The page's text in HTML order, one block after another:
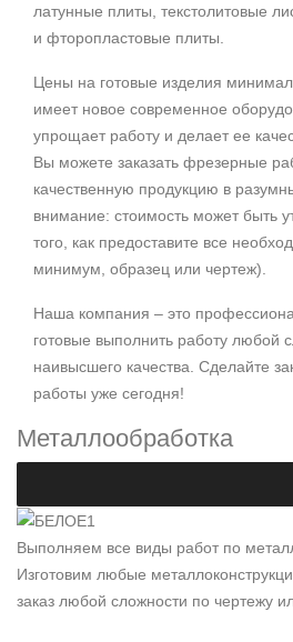
латунные плиты, текстолитовые
и фторопластовые плиты.
Цены на готовые изделия
имеет новое современное
упрощает работу и делает ее
Вы можете заказать фрезерные
качественную продукцию в
внимание: стоимость может быть
того, как предоставите все
минимум, образец или чертеж).
Наша компания – это
готовые выполнить работу любой
наивысшего качества. Сделайте
работы уже сегодня!
Металлообработка
Выполняем все виды работ по
Изготовим любые
заказ любой сложности по чертежу